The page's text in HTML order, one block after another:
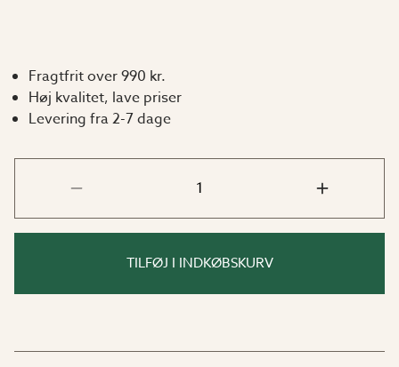
Fragtfrit over 990 kr.
Høj kvalitet, lave priser
Levering fra 2-7 dage
TILFØJ I INDKØBSKURV